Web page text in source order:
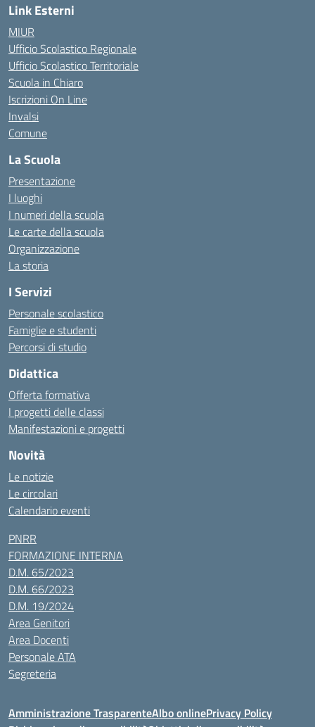
Link Esterni
MIUR
Ufficio Scolastico Regionale
Ufficio Scolastico Territoriale
Scuola in Chiaro
Iscrizioni On Line
Invalsi
Comune
La Scuola
Presentazione
I luoghi
I numeri della scuola
Le carte della scuola
Organizzazione
La storia
I Servizi
Personale scolastico
Famiglie e studenti
Percorsi di studio
Didattica
Offerta formativa
I progetti delle classi
Manifestazioni e progetti
Novità
Le notizie
Le circolari
Calendario eventi
PNRR
FORMAZIONE INTERNA
D.M. 65/2023
D.M. 66/2023
D.M. 19/2024
Area Genitori
Area Docenti
Personale ATA
Segreteria
Amministrazione TrasparenteAlbo onlinePrivacy Policy